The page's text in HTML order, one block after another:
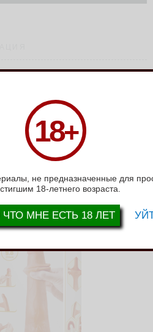
18+
не предназначенные для
18-летнего возраста.
МНЕ ЕСТЬ 18 ЛЕТ
›Фаллоимитатор с подвижной
С ПОДВИЖНОЙ
BW-008127LP-1